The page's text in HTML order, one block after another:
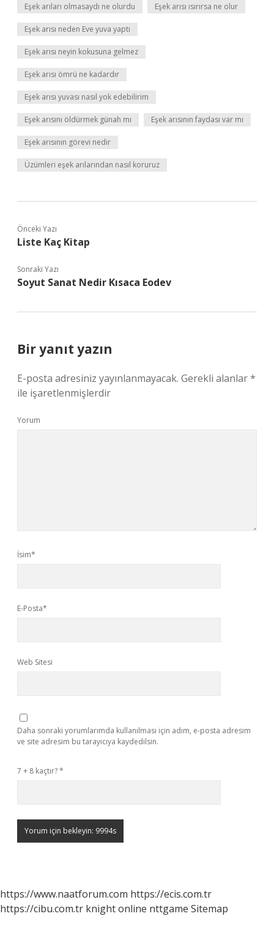
Eşek arıları olmasaydı ne olurdu Eşek arısı ısırırsa ne olur
Eşek arısı neden Eve yuva yaptı
Eşek arısı neyin kokusuna gelmez
Eşek arısı ömrü ne kadardır
Eşek arısı yuvası nasıl yok edebilirim
Eşek arısını öldürmek günah mı Eşek arısının faydası var mı
Eşek arısının görevi nedir
Üzümleri eşek arılarından nasıl koruruz
Önceki Yazı
Liste Kaç Kitap
Sonraki Yazı
Soyut Sanat Nedir Kısaca Eodev
Bir yanıt yazın
E-posta adresiniz yayınlanmayacak. Gerekli alanlar*
ile işaretlenmişlerdir
Yorum
İsim*
E-Posta*
Web Sitesi
Daha sonraki yorumlarımda kullanılması için adım, e-posta adresim
ve site adresim bu tarayıcıya kaydedilsin.
7 + 8 kaçtır?*
https://www.naatforum.com https://ecis.com.tr
https://cibu.com.tr knight online nttgame Sitemap